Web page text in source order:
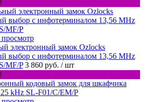
электронный замок Ozlocks
выбор с инфотерминалом 13,56 MHz
MF/P 3 860 руб. / шт